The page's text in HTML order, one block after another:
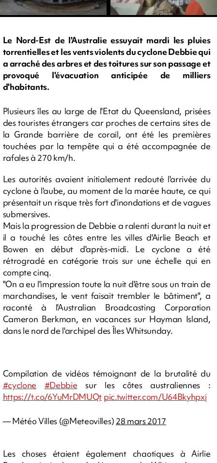
Le Nord-Est de l'Australie essuyait mardi les pluies
torrentielles et les vents violents du cyclone Debbie qui
a arraché des arbres et des toitures sur son passage et
provoqué l'évacuation anticipée de milliers
d'habitants.
Plusieurs îles au large de l'Etat du Queensland, prisées
des touristes étrangers car proches de certains sites de
la Grande barrière de corail, ont été les premières
touchées par la tempête qui a été accompagnée de
rafales à 270 km/h.
Les autorités avaient initialement redouté l'arrivée du
cyclone à l'aube, au moment de la marée haute, ce qui
présentait un risque très fort d'inondations et de vagues
submersives.
Mais la progression de Debbie a ralenti durant la nuit et
il a touché les côtes entre les villes d'Airlie Beach et
Bowen en début d'après-midi. Le cyclone a été
rétrogradé en catégorie trois sur une échelle qui en
compte cinq.
"On a eu l'impression toute la nuit d'être sous un train de
marchandises, le vent faisait trembler le bâtiment", a
raconté à l'Australian Broadcasting Corporation
Cameron Berkman, en vacances sur Hayman Island,
dans le nord de l'archipel des Îles Whitsunday.
Compilation de vidéos témoignant de la brutalité du
#cyclone
#Debbie sur les côtes australiennes :
https://t.co/6YuMrDMUQt pic.twitter.com/U64Bkyhpxj
— Météo Villes (@Meteovilles) 28 mars 2017
Les choses étaient également chaotiques à Airlie